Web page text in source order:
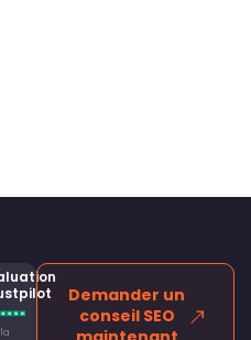
Demander un
conseil SEO